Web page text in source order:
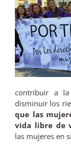
contribuir a la
disminuir los
que las
vida libre de
las mujeres en